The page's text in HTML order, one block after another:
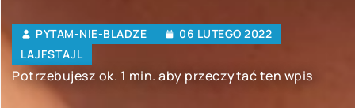
PYTAM-NIE-BLADZE
06 LUTEGO 2022
LAJFSTAJL
Potrzebujesz ok. 1 min. aby przeczytać ten wpis